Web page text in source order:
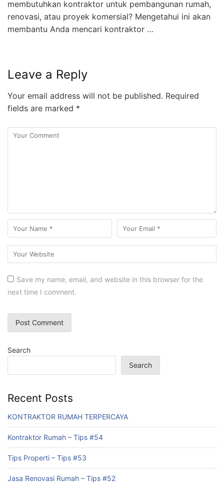
membutuhkan kontraktor untuk pembangunan rumah,
renovasi, atau proyek komersial? Mengetahui ini akan
membantu Anda mencari kontraktor …
Leave a Reply
Your email address will not be published. Required
fields are marked *
Save my name, email, and website in this browser for the
next time I comment.
Search
Search
Recent Posts
KONTRAKTOR RUMAH TERPERCAYA
Kontraktor Rumah – Tips #54
Tips Properti – Tips #53
Jasa Renovasi Rumah – Tips #52